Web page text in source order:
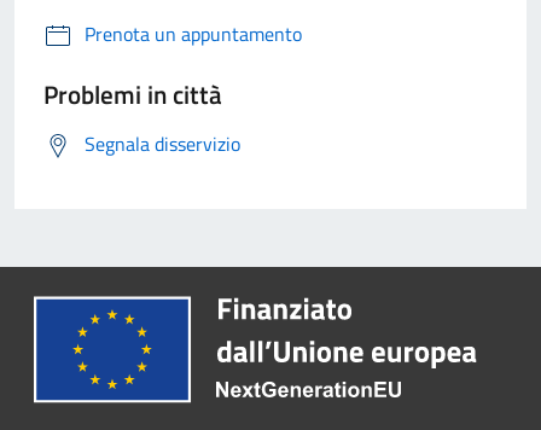
Prenota un appuntamento
Problemi in città
Segnala disservizio